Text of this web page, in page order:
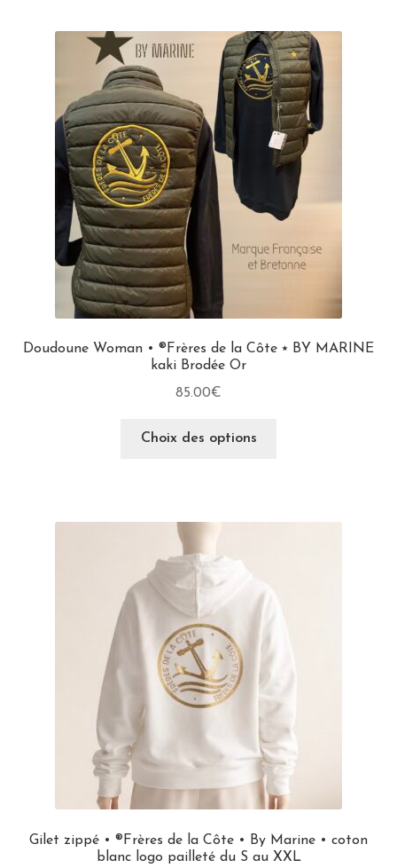
Doudoune Woman • ®Frères de la Côte ⭑ BY MARINE
kaki Brodée Or
85.00€
Choix des options
Gilet zippé • ®Frères de la Côte • By Marine • coton
blanc logo pailleté du S au XXL